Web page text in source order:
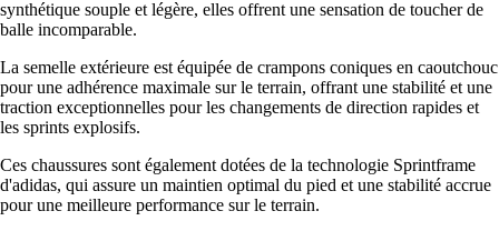
synthétique souple et légère, elles offrent une sensation de toucher de
balle incomparable.
La semelle extérieure est équipée de crampons coniques en caoutchouc
pour une adhérence maximale sur le terrain, offrant une stabilité et une
traction exceptionnelles pour les changements de direction rapides et
les sprints explosifs.
Ces chaussures sont également dotées de la technologie Sprintframe
d'adidas, qui assure un maintien optimal du pied et une stabilité accrue
pour une meilleure performance sur le terrain.